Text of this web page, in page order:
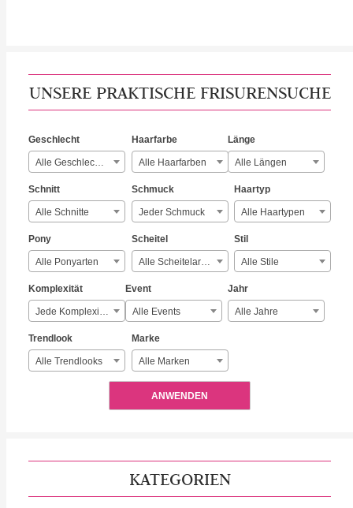
UNSERE PRAKTISCHE FRISURENSUCHE
Geschlecht
Alle Geschlechter
Haarfarbe
Alle Haarfarben
Länge
Alle Längen
Schnitt
Alle Schnitte
Schmuck
Jeder Schmuck
Haartyp
Alle Haartypen
Pony
Alle Ponyarten
Scheitel
Alle Scheitelarten
Stil
Alle Stile
Komplexität
Jede Komplexität
Event
Alle Events
Jahr
Alle Jahre
Trendlook
Alle Trendlooks
Marke
Alle Marken
ANWENDEN
KATEGORIEN